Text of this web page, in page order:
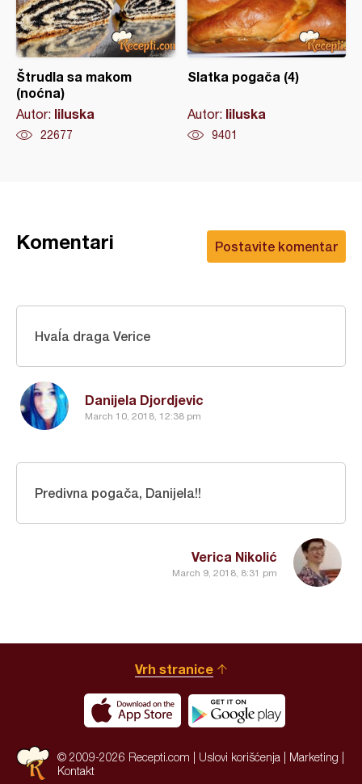
Štrudla sa makom
(noćna)
Autor: liluska
22677
Slatka pogača (4)
Autor: liluska
9401
Postavite komentar
Komentari
Danijela Djordjevic
March 10, 2018, 12:38 pm
Hvaĺa draga Verice
Verica Nikolić
March 9, 2018, 8:31 pm
Predivna pogača, Danijela!!
Vrh stranice
© 2009-2026 Recepti.com | Uslovi korišćenja Marketing
Kontakt